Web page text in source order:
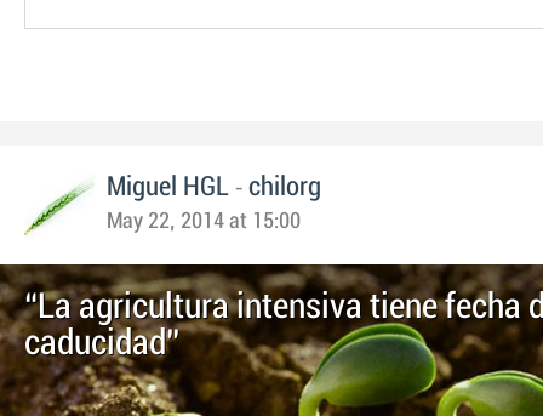
Miguel HGL - chilorg
May 22, 2014 at 15:00
“La agricultura intensiva tiene fecha
caducidad”